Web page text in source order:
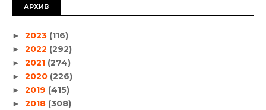
АРХИВ
► 2023 (116)
► 2022 (292)
► 2021 (274)
► 2020 (226)
► 2019 (415)
► 2018 (308)